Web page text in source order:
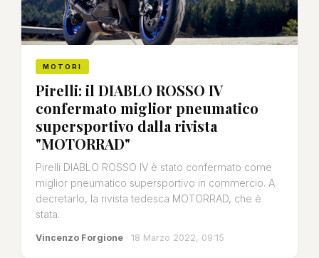
MOTORI
Pirelli: il DIABLO ROSSO IV
confermato miglior pneumatico
supersportivo dalla rivista
"MOTORRAD"
Pirelli DIABLO ROSSO IV è stato confermato come
miglior pneumatico supersportivo in commercio. A
decretarlo, la rivista tedesca MOTORRAD, che è
stata.
Vincenzo Forgione · 18 Marzo 2022, 09:15